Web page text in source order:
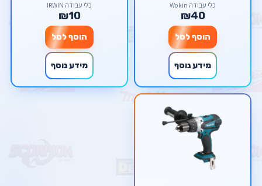
כלי עבודה Wokin
₪40
הוסף לסל
מידע נוסף
כלי עבודה IRWIN
₪10
הוסף לסל
מידע נוסף